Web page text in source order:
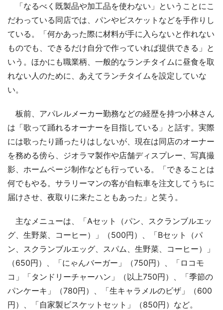
「なるべく既製品や加工品を使わない」ということにこ
だわっている同店では、パンやビスケットなどを手作りし
ている。「何かあった際に材料が手に入らないと作れない
ものでも、できるだけ自分で作っていれば提供できる」と
いう。ほかにも職業柄、一般的なランチタイムに昼食を取
れない人のために、あえてランチタイムを設定していな
い。
板前、アパレルメーカー勤務などの経歴を持つ小林さん
は「歌って踊れるオーナーを目指している」と話す。実際
には歌ったり踊ったりはしないが、現在は同店のオーナー
を務める傍ら、ジオラマ製作や店舗ディスプレー、写真撮
影、ホームページ制作なども行っている。「できることは
何でもやる。サラリーマンの客が自転車を注文してうちに
届けさせ、夜取りに来たこともあった」と笑う。
主なメニューは、「Aセット（パン、スクランブルエッ
グ、生野菜、コーヒー）」（500円）、「Bセット（パ
ン、スクランブルエッグ、スパム、生野菜、コーヒー）」
（650円）、「にゃんバーガー」（750円）、「ロコモ
コ」「タンドリーチャーハン」（以上750円）、「季節の
パンケーキ」（780円）、「生キャラメルのビザ」（600
円）、「自家製ビスケットセット」（850円）など。